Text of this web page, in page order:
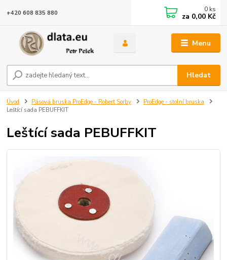
Menu
Hledat
+420 608 835 880 0 ks
za 0,00 Kč
Úvod Pásová bruska ProEdge - Robert Sorby
ProEdge - stolní bruska
Leštící sada PEBUFFKIT
Leštící sada PEBUFFKIT